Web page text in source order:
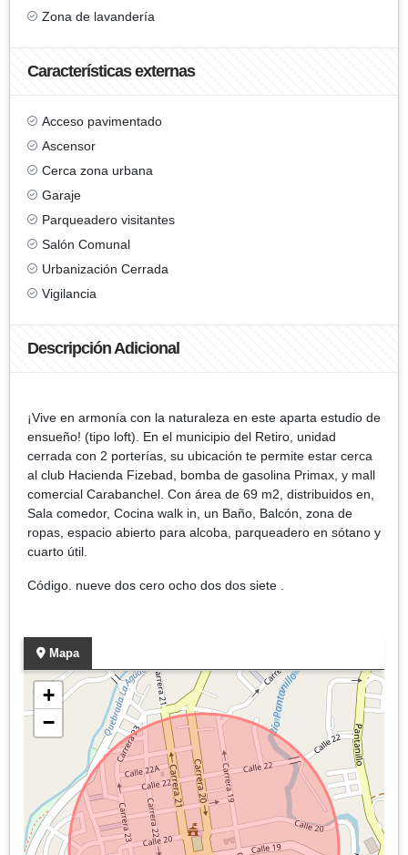
Zona de lavandería
Características externas
Acceso pavimentado
Ascensor
Cerca zona urbana
Garaje
Parqueadero visitantes
Salón Comunal
Urbanización Cerrada
Vigilancia
Descripción Adicional
¡Vive en armonía con la naturaleza en este aparta estudio de
ensueño! (tipo loft). En el municipio del Retiro, unidad
cerrada con 2 porterías, su ubicación te permite estar cerca
al club Hacienda Fizebad, bomba de gasolina Primax, y mall
comercial Carabanchel. Con área de 69 m2, distribuidos en,
Sala comedor, Cocina walk in, un Baño, Balcón, zona de
ropas, espacio abierto para alcoba, parqueadero en sótano y
cuarto útil.
Código. nueve dos cero ocho dos dos siete .
Mapa
+
−